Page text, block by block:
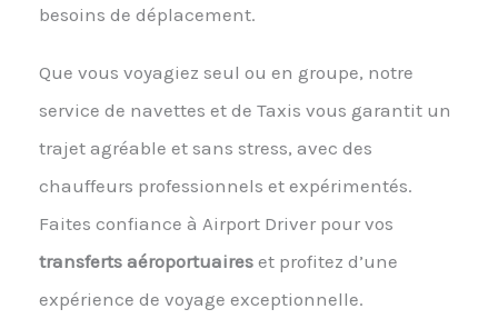
besoins de déplacement.
Que vous voyagiez seul ou en groupe, notre
service de navettes et de Taxis vous garantit un
trajet agréable et sans stress, avec des
chauffeurs professionnels et expérimentés.
Faites confiance à Airport Driver pour vos
transferts aéroportuaireset profitez d’une
expérience de voyage exceptionnelle.